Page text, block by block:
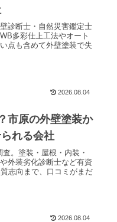
診断士・自然災害鑑定士
多彩仕上工法やオート
点も含めて外壁塗装で失
2026.08.04
市原の外壁塗装か
れる会社
。塗装・屋根・内装・
外装劣化診断士など有資
志向まで、口コミがまだ
2026.08.04